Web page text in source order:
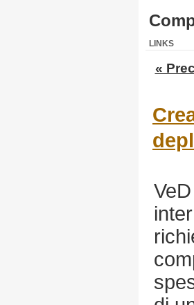
LINKS
«